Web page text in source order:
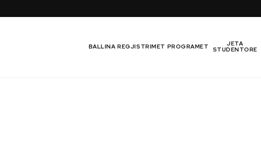
BALLINA REGJISTRIMET PROGRAMET JETA
STUDENTORE